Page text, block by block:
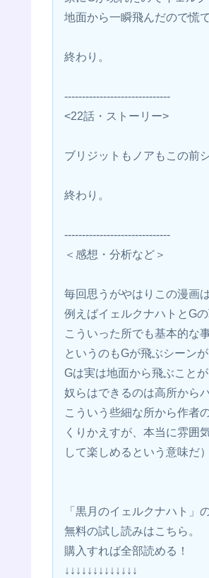
地面から一瞬飛んだので慌
終わり。
------------------------------
<22話・ストーリー>
ブリジットもノアもこの前
終わり。
------------------------------
＜感想・分析など＞
毎回思うがやはりこの漫画
例えばイェルクナハトとGの
こういった所でも基本的な
というのもGが飛ぶシーン
Gは実は地面から飛ぶことが
奴らはできるのは高所から
こういう些細な所から作者
くりかえすが、本当に雰囲
して楽しめるという意味だ）
「黒月のイェルクナハト」
無料の試し読みはこちら。
購入すれば全部読める！
↓↓↓↓↓↓↓↓↓↓↓↓↓